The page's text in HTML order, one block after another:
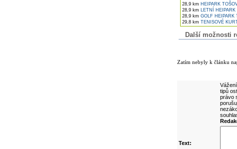
28,9 km HEIPARK
28,9 km LETNÍ HEIPARK
28,9 km GOLF HEIPARK
29,8 km TENISOVÉ
Další možnosti
Zatím nebyly k článku
tipů
právo
Text: